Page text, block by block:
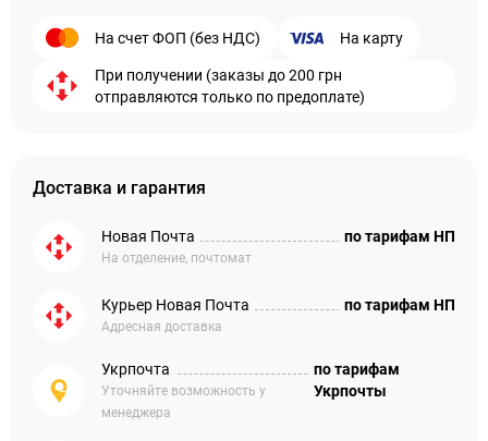
На счет ФОП (без НДС) На карту
При получении (заказы до 200 грн
отправляются только по предоплате)
Доставка и гарантия
Новая Почта
На отделение, почтомат
по тарифам НП
Курьер Новая Почта
Адресная доставка
по тарифам НП
Укрпочта
Уточняйте возможность у
менеджера
по тарифам
Укрпочты